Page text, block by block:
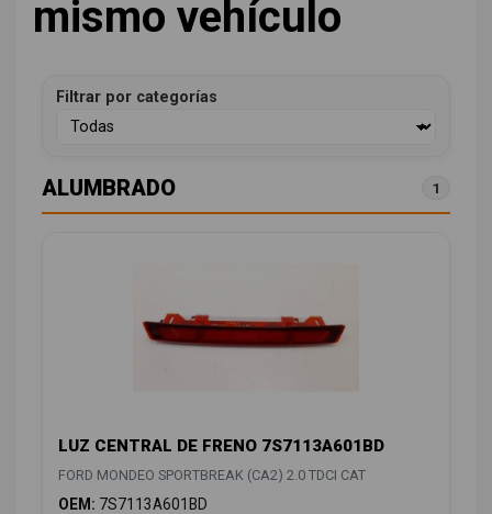
mismo vehículo
Filtrar por categorías
ALUMBRADO 1
LUZ CENTRAL DE FRENO 7S7113A601BD
FORD MONDEO SPORTBREAK (CA2) 2.0 TDCI CAT
OEM: 7S7113A601BD